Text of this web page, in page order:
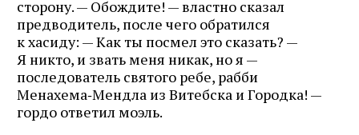
сторону. — Обождите! — властно сказал
предводитель, после чего обратился
к хасиду: — Как ты посмел это сказать? —
Я никто, и звать меня никак, но я —
последователь святого ребе, рабби
Менахема‑Мендла из Витебска и Городка! —
гордо ответил моэль.